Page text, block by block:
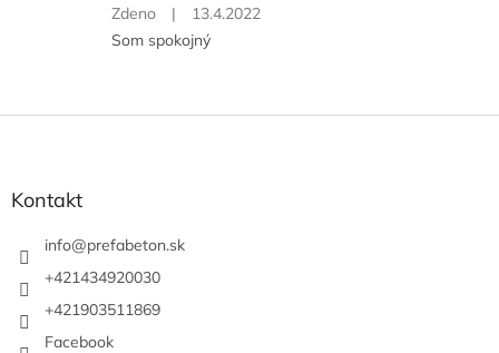
Hodnotenie
produktu
5
Zdeno |
13.4.2022
Som spokojný
Z
Kontakt
info@prefabeton.sk
+421434920030
+421903511869
Facebook